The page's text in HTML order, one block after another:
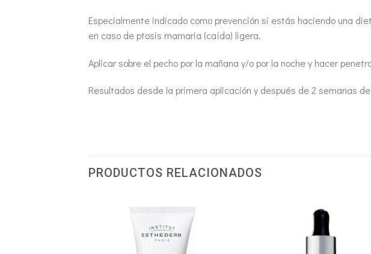
Especialmente indicado como prevención si estás haciendo una
en caso de ptosis mamaria (caída) ligera.
Aplicar sobre el pecho por la mañana y/o por la noche y hacer
Resultados desde la primera aplicación y después de 2 semanas
PRODUCTOS RELACIONADOS